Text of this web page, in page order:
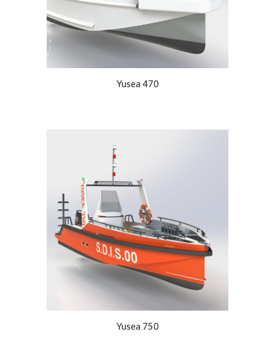
Yusea 470
Yusea 750